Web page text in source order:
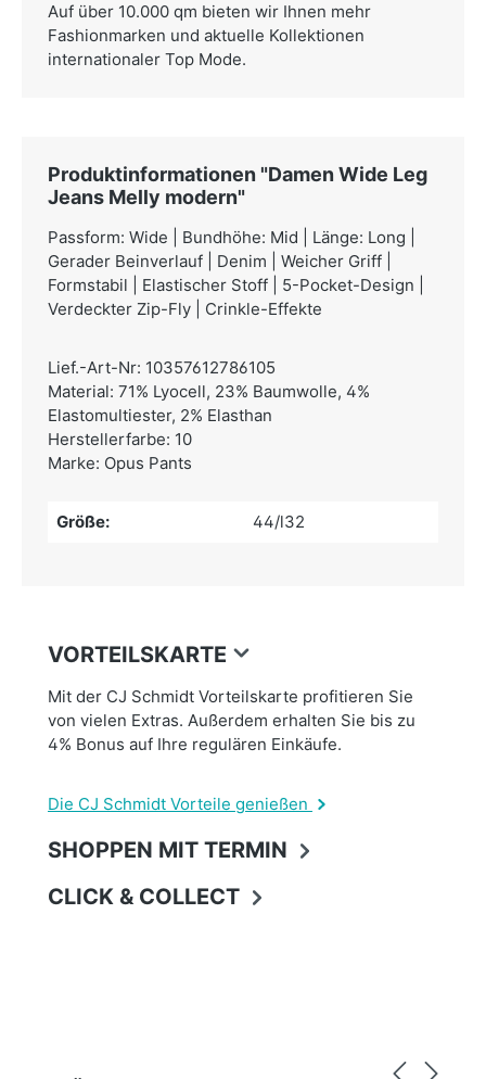
Auf über 10.000 qm bieten wir Ihnen mehr
Fashionmarken und aktuelle Kollektionen
internationaler Top Mode.
Produktinformationen "Damen Wide Leg
Jeans Melly modern"
Passform: Wide | Bundhöhe: Mid | Länge: Long |
Gerader Beinverlauf | Denim | Weicher Griff |
Formstabil | Elastischer Stoff | 5-Pocket-Design |
Verdeckter Zip-Fly | Crinkle-Effekte
Lief.-Art-Nr: 10357612786105
Material: 71% Lyocell, 23% Baumwolle, 4%
Elastomultiester, 2% Elasthan
Herstellerfarbe: 10
Marke: Opus Pants
Größe: 44/l32
VORTEILSKARTE
Mit der CJ Schmidt Vorteilskarte profitieren Sie
von vielen Extras. Außerdem erhalten Sie bis zu
4% Bonus auf Ihre regulären Einkäufe.
Die CJ Schmidt Vorteile genießen
SHOPPEN MIT TERMIN
CLICK & COLLECT